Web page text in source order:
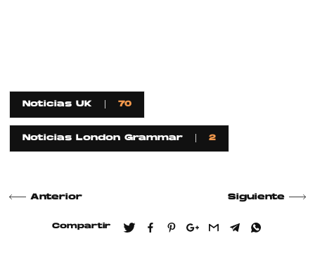
Noticias UK 70
Noticias London Grammar 2
Anterior Siguiente
Compartir